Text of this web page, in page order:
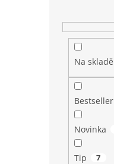
Na skladě
Bestseller
Novinka
Tip 7